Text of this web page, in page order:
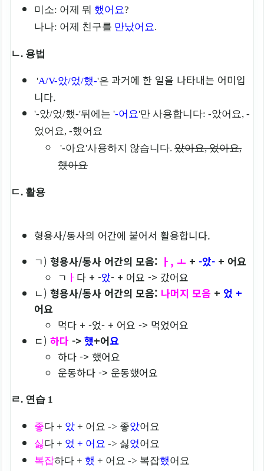
미소: 어제 뭐 했어요?
나나: 어제 친구를 만났어요.
ㄴ. 용법
'A/V-았/었/했-'은 과거에 한 일을 나타내는 어미입
니다.
'-았/었/했-'뒤에는 '-어요'만 사용합니다: -았어요, -
었어요, -했어요
'-아요'사용하지 않습니다. 았아요, 었아요,
했아요
ㄷ. 활용
형용사/동사의 어간에 붙어서 활용합니다.
ㄱ) 형용사/동사 어간의 모음: ㅏ, ㅗ + -았- + 어요
ㄱ ㅏ 다 + -았- + 어요 -> 갔어요
ㄴ) 형용사/동사 어간의 모음: 나머지 모음 + 었 +
어요
먹다 + -었- + 어요 -> 먹었어요
ㄷ) 하다 -> 했+어요
하다 -> 했어요
운동하다 -> 운동했어요
ㄹ. 연습 1
좋다 + 았 + 어요 -> 좋았어요
싫다 + 었 + 어요 -> 싫었어요
복잡하다 + 했 + 어요 -> 복잡했어요